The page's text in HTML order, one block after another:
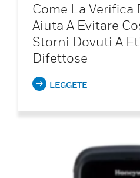
Come La Verifica
Aiuta A Evitare
Storni Dovuti A
Difettose
LEGGETE